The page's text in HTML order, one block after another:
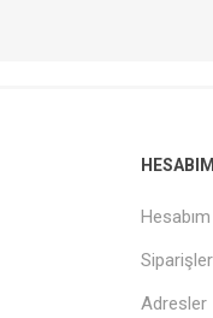
HESABIM
Hesabım
Siparişler
Adresler